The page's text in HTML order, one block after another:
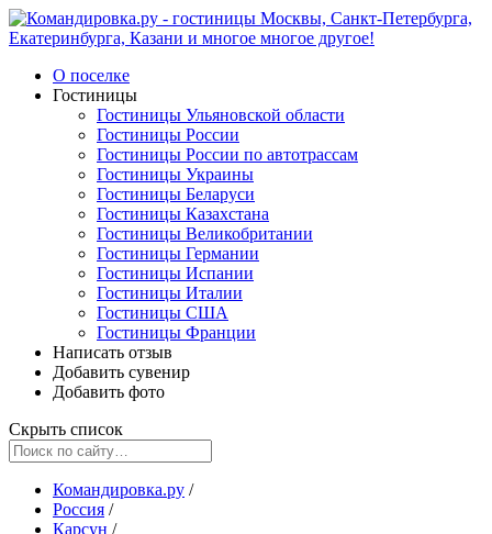
О поселке
Гостиницы
Гостиницы Ульяновской области
Гостиницы России
Гостиницы России по автотрассам
Гостиницы Украины
Гостиницы Беларуси
Гостиницы Казахстана
Гостиницы Великобритании
Гостиницы Германии
Гостиницы Испании
Гостиницы Италии
Гостиницы США
Гостиницы Франции
Написать отзыв
Добавить сувенир
Добавить фото
Скрыть список
Командировка.ру /
Россия /
Карсун /